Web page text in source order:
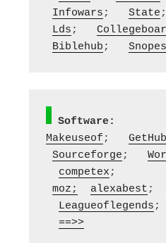
Infowars; State
Lds;
Biblehub; Snopes
Software:
Makeuseof; GetHub
Sourceforge;
competex;
moz;
alexabest;
Leagueoflegends
==>>